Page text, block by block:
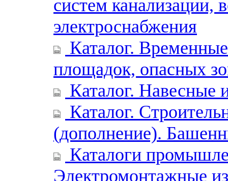
систем канализации,
электроснабжения
Каталог.
площадок, опасных
Каталог.
Каталог.
(дополнение).
Каталоги
Электромонтажные